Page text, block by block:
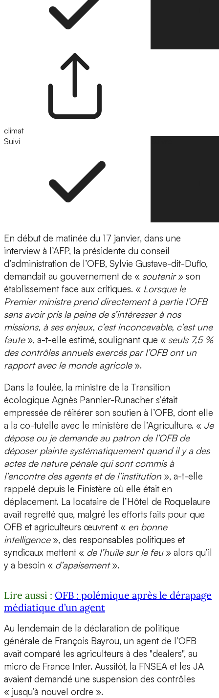
climat
Suivi
En début de matinée du 17 janvier, dans une
interview à l’AFP, la présidente du conseil
d’administration de l’OFB, Sylvie Gustave-dit-Duflo,
demandait au gouvernement de « soutenir» son
établissement face aux critiques. « Lorsque le
Premier ministre prend directement à partie l’OFB
sans avoir pris la peine de s’intéresser à nos
missions, à ses enjeux, c’est inconcevable, c’est une
faute», a-t-elle estimé, soulignant que « seuls 7,5 %
des contrôles annuels exercés par l’OFB ont un
rapport avec le monde agricole».
Dans la foulée, la ministre de la Transition
écologique Agnès Pannier-Runacher s’était
empressée de réitérer son soutien à l’OFB, dont elle
a la co-tutelle avec le ministère de l’Agriculture. « Je
dépose ou je demande au patron de l’OFB de
déposer plainte systématiquement quand il y a des
actes de nature pénale qui sont commis à
l’encontre des agents et de l’institution », a-t-elle
rappelé depuis le Finistère où elle était en
déplacement. La locataire de l’Hôtel de Roquelaure
avait regretté que, malgré les efforts faits pour que
OFB et agriculteurs œuvrent « en bonne
intelligence », des responsables politiques et
syndicaux mettent « de l’huile sur le feu » alors qu’il
y a besoin « d’apaisement».
Lire aussi : OFB : polémique après le dérapage
médiatique d’un agent
Au lendemain de la déclaration de politique
générale de François Bayrou, un agent de l’OFB
avait comparé les agriculteurs à des "dealers", au
micro de France Inter. Aussitôt, la FNSEA et les JA
avaient demandé une suspension des contrôles
« jusqu’à nouvel ordre ».